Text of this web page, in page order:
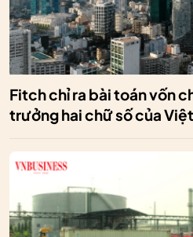
Fitch chỉ ra bài toán vốn
trưởng hai chữ số của